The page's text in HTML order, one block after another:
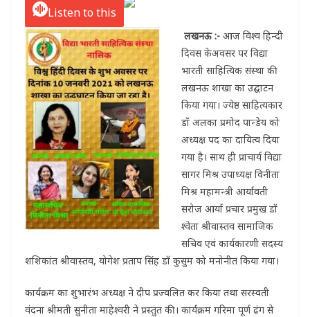
Listen to this
लखनऊ :- आज विश्व हिन्दी
दिवस केअवसर पर विद्या
भारती साहित्यिक संस्था की
लखनऊ शाखा का उद्घाटन
किया गया। ज्येष्ठ साहित्यकार
डॉ अलका प्रमोद पान्डेय को
अध्यक्ष पद का दायित्व दिया
गया है। साथ ही प्राचार्य विद्या
सागर मिश्र उपाध्यक्ष विनीता
मिश्र महामन्त्री आर्यावती
सरोज आर्या प्रचार प्रमुख डॉ
श्वेता श्रीवास्तव सामाजिक
सचिव एवं कार्यकारणी सदस्य
शशिकांत श्रीवास्तव, योगेश प्रताप सिंह डॉ कुसुम को मनोनीत किया गया।
कार्यक्रम का शुभारंभ अध्यक्ष ने दीप प्रज्वलित कर किया तथा सरस्वती
वंदना श्रीमती सुनीता माहेश्वरी ने प्रस्तुत की। कार्यक्रम गरिमा पूर्ण ढंग से